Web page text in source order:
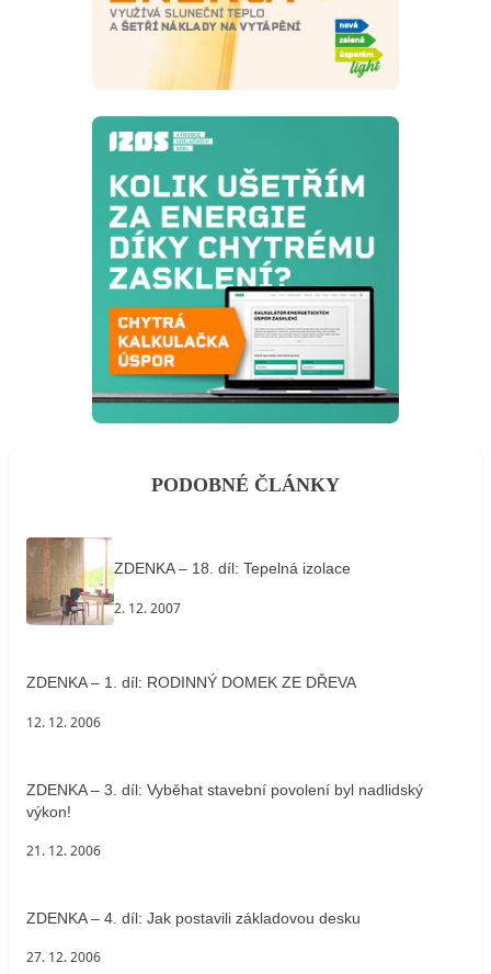
PODOBNÉ ČLÁNKY
ZDENKA – 18. díl: Tepelná izolace
2. 12. 2007
ZDENKA – 1. díl: RODINNÝ DOMEK ZE DŘEVA
12. 12. 2006
ZDENKA – 3. díl: Vyběhat stavební povolení byl nadlidský
výkon!
21. 12. 2006
ZDENKA – 4. díl: Jak postavili základovou desku
27. 12. 2006